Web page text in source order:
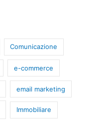
Comunicazione
e-commerce
email marketing
Immobiliare